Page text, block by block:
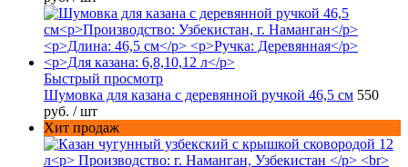
Быстрый просмотр
Шумовка для казана с деревянной ручкой 46,5 см 550
руб. / шт
Хит продаж